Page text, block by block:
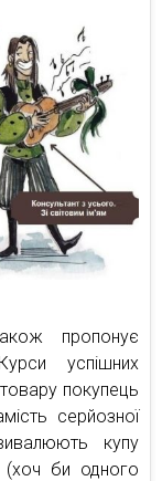
пропонує
успішних
покупець
серйозної
купу
(хоч би одного